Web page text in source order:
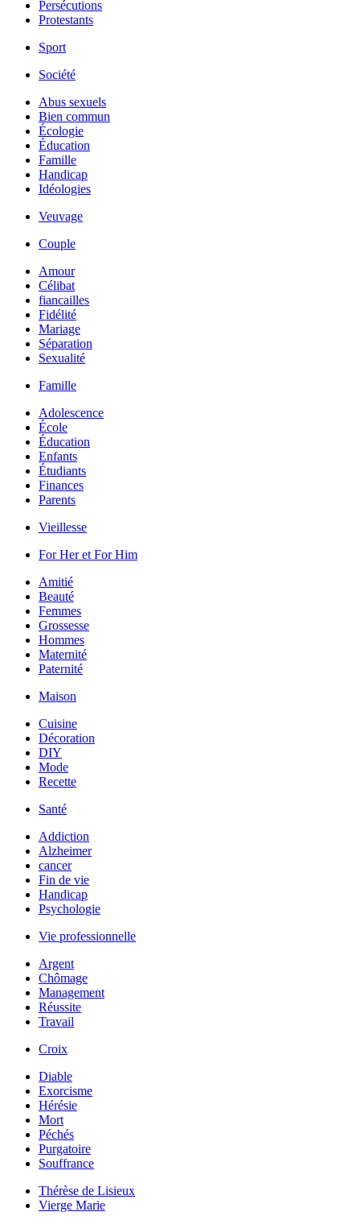
Persécutions
Protestants
Sport
Société
Abus sexuels
Bien commun
Écologie
Éducation
Famille
Handicap
Idéologies
Veuvage
Couple
Amour
Célibat
fiancailles
Fidélité
Mariage
Séparation
Sexualité
Famille
Adolescence
École
Éducation
Enfants
Étudiants
Finances
Parents
Vieillesse
For Her et For Him
Amitié
Beauté
Femmes
Grossesse
Hommes
Maternité
Paternité
Maison
Cuisine
Décoration
DIY
Mode
Recette
Santé
Addiction
Alzheimer
cancer
Fin de vie
Handicap
Psychologie
Vie professionnelle
Argent
Chômage
Management
Réussite
Travail
Croix
Diable
Exorcisme
Hérésie
Mort
Péchés
Purgatoire
Souffrance
Thérèse de Lisieux
Vierge Marie